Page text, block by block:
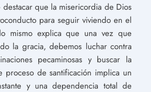
destacar que la misericordia de Dios
para seguir viviendo en el
mismo explica que una vez que
la gracia, debemos luchar contra
pecaminosas y buscar la
proceso de santificación implica un
y una dependencia total de